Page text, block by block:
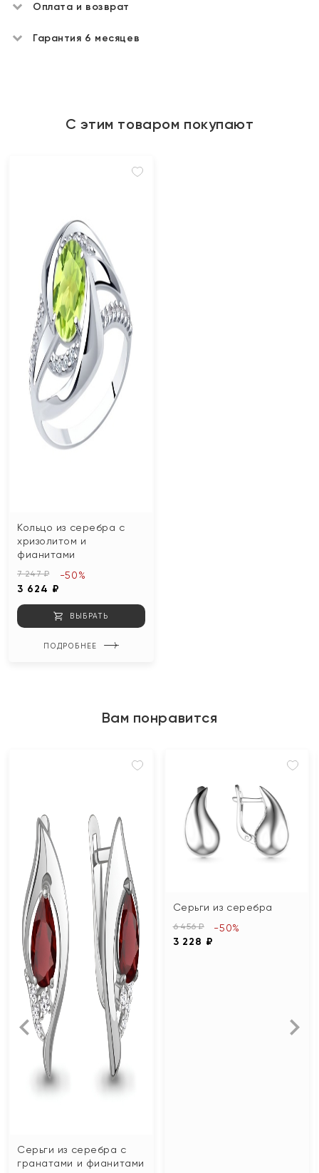
Оплата и возврат
Гарантия 6 месяцев
С этим товаром покупают
Кольцо из серебра с
хризолитом и
фианитами
7 247 ₽
3 624 ₽
-50%
ВЫБРАТЬ
ПОДРОБНЕЕ
Вам понравится
Серьги из серебра с
гранатами и фианитами
Серьги из серебра
6 456 ₽
3 228 ₽
-50%